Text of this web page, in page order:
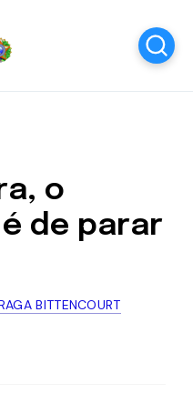
o
de parar
BITTENCOURT